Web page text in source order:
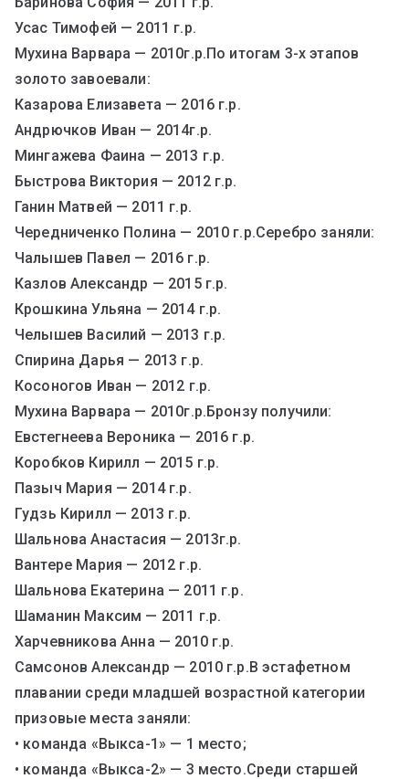
Усас Тимофей — 2011 г.р.
Мухина Варвара — 2010г.р.По итогам 3-х этапов
золото завоевали:
Казарова Елизавета — 2016 г.р.
Андрючков Иван — 2014г.р.
Мингажева Фаина — 2013 г.р.
Быстрова Виктория — 2012 г.р.
Ганин Матвей — 2011 г.р.
Чередниченко Полина — 2010 г.р.Серебро заняли:
Чалышев Павел — 2016 г.р.
Казлов Александр — 2015 г.р.
Крошкина Ульяна — 2014 г.р.
Челышев Василий — 2013 г.р.
Спирина Дарья — 2013 г.р.
Косоногов Иван — 2012 г.р.
Мухина Варвара — 2010г.р.Бронзу получили:
Евстегнеева Вероника — 2016 г.р.
Коробков Кирилл — 2015 г.р.
Пазыч Мария — 2014 г.р.
Гудзь Кирилл — 2013 г.р.
Шальнова Анастасия — 2013г.р.
Вантере Мария — 2012 г.р.
Шальнова Екатерина — 2011 г.р.
Шаманин Максим — 2011 г.р.
Харчевникова Анна — 2010 г.р.
Самсонов Александр — 2010 г.р.В эстафетном
плавании среди младшей возрастной категории
призовые места заняли:
• команда «Выкса-1» — 1 место;
• команда «Выкса-2» — 3 место.Среди старшей